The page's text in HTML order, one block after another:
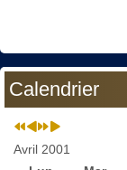
Calendrier
Avril 2001